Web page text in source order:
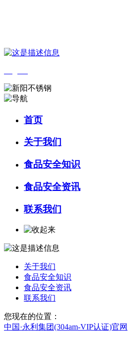
首页
关于我们
食品安全知识
食品安全资讯
联系我们
关于我们
食品安全知识
食品安全资讯
联系我们
您现在的位置：
中国·永利集团(304am-VIP认证)官网